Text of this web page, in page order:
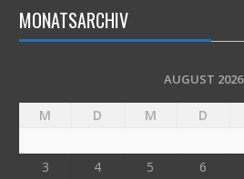
MONATSARCHIV
AUGUST 2026
M D M D
3
4 5 6